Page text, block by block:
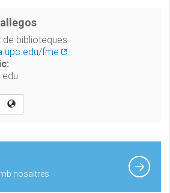
biblioteques
fme
nosaltres